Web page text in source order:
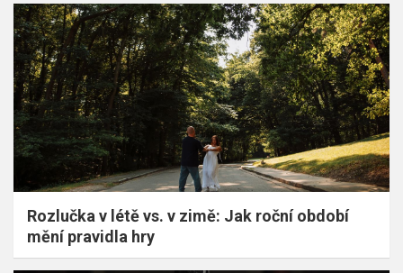
Rozlučka v létě vs. v zimě: Jak roční období
mění pravidla hry